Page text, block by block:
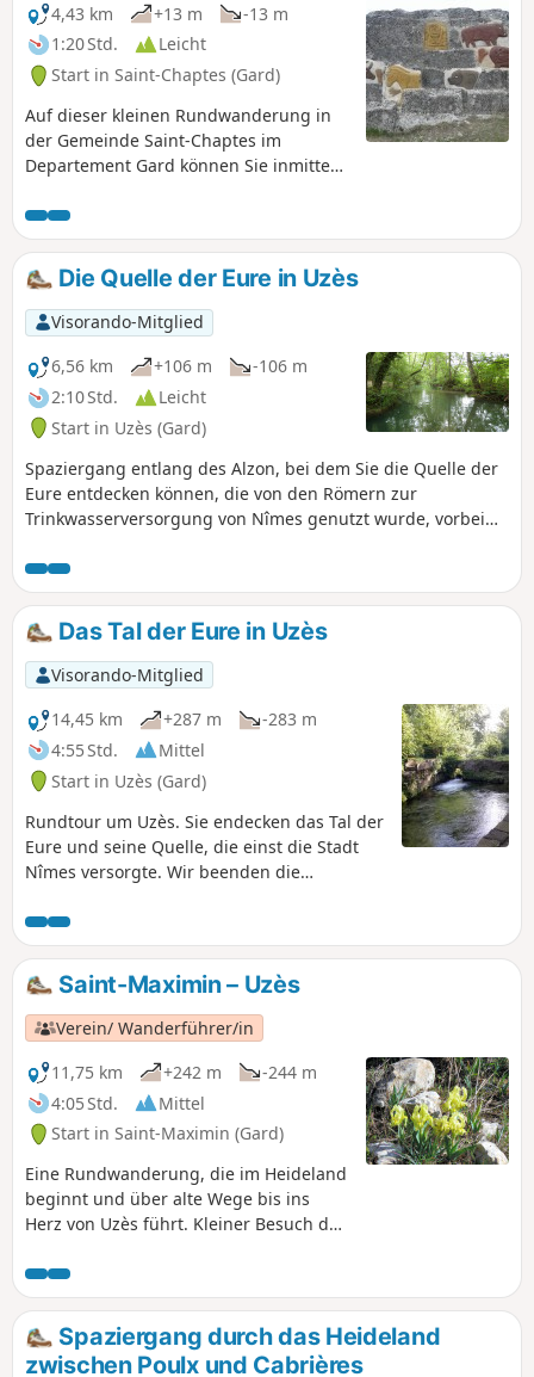
4,43 km
+13 m
-13 m
1:20 Std.
Leicht
Start in Saint-Chaptes (Gard)
Auf dieser kleinen Rundwanderung in
der Gemeinde Saint-Chaptes im
Departement Gard können Sie inmitten
Skulpturen entdecken und erhalten
einen Eindruck vom Dorf, seinen alten
Gassen und seinem Schloss.
Die Quelle der Eure in Uzès
Visorando-Mitglied
6,56 km
+106 m
-106 m
2:10 Std.
Leicht
Start in Uzès (Gard)
Spaziergang entlang des Alzon, bei dem Sie die Quelle der
Eure entdecken können, die von den Römern zur
Trinkwasserversorgung von Nîmes genutzt wurde, vorbei
Spaziergang führt dann hinauf zu einem herrlichen
Aussichtspunkt, der einen weiten Blick über Uzès bietet.
Das Tal der Eure in Uzès
Visorando-Mitglied
14,45 km
+287 m
-283 m
4:55 Std.
Mittel
Start in Uzès (Gard)
Rundtour um Uzès. Sie endecken das Tal der
Eure und seine Quelle, die einst die Stadt
Nîmes versorgte. Wir beenden die
Garrigue Gardoise, um nach Uzès
zurückzukehren.
Saint-Maximin – Uzès
Verein/ Wanderführer/in
11,75 km
+242 m
-244 m
4:05 Std.
Mittel
Start in Saint-Maximin (Gard)
Eine Rundwanderung, die im Heideland
beginnt und über alte Wege bis ins
Herz von Uzès führt. Kleiner Besuch der
angenehme Grünanlage der Fontaine
de l'Eure. Dann geht es wieder hinauf
auf den „Berg” (so genannt), von wo aus
man einen herrlichen Blick auf das
Spaziergang durch das Heideland
zwischen Poulx und Cabrières